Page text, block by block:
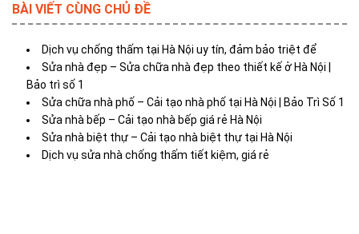
BÀI VIẾT CÙNG CHỦ ĐỀ
Dịch vụ chống thấm tại Hà Nội uy tín, đảm bảo triệt để
Sửa nhà đẹp – Sửa chữa nhà đẹp theo thiết kế ở Hà Nội |
Bảo trì số 1
Sửa chữa nhà phố – Cải tạo nhà phố tại Hà Nội | Bảo Trì Số 1
Sửa nhà bếp – Cải tạo nhà bếp giá rẻ Hà Nội
Sửa nhà biệt thự – Cải tạo nhà biệt thự tại Hà Nội
Dịch vụ sửa nhà chống thấm tiết kiệm, giá rẻ